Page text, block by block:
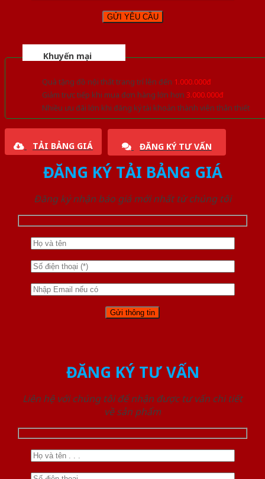
Khuyến mại
Quà tặng đồ nội thất trang trí lên đến 1.000.000đ
Giảm trực tiếp khi mua đơn hàng lớn hơn 3.000.000đ
Nhiều ưu đãi lớn khi đăng ký tài khoản thành viên thân thiết
TẢI BẢNG GIÁ ĐĂNG KÝ TƯ VẤN
ĐĂNG KÝ TẢI BẢNG GIÁ
Đăng ký nhận báo giá mới nhất từ chúng tôi
ĐĂNG KÝ TƯ VẤN
Liên hệ với chúng tôi để nhận được tư vấn chi tiết
về sản phẩm